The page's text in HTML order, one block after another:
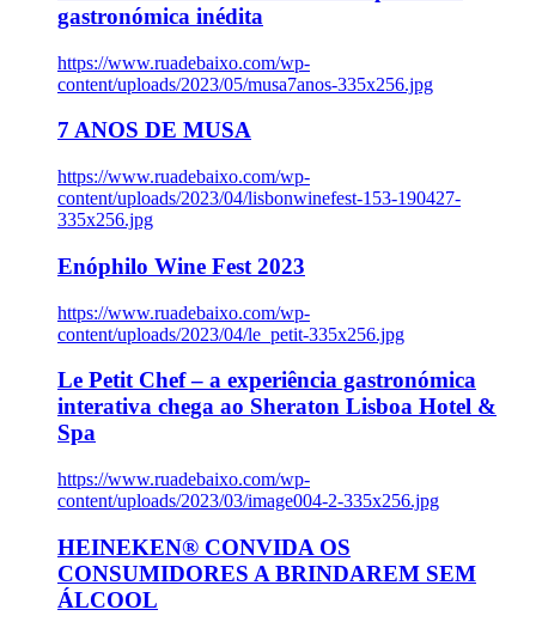
gastronómica inédita
https://www.ruadebaixo.com/wp-
content/uploads/2023/05/musa7anos-335x256.jpg
7 ANOS DE MUSA
https://www.ruadebaixo.com/wp-
content/uploads/2023/04/lisbonwinefest-153-190427-
335x256.jpg
Enóphilo Wine Fest 2023
https://www.ruadebaixo.com/wp-
content/uploads/2023/04/le_petit-335x256.jpg
Le Petit Chef – a experiência gastronómica
interativa chega ao Sheraton Lisboa Hotel &
Spa
https://www.ruadebaixo.com/wp-
content/uploads/2023/03/image004-2-335x256.jpg
HEINEKEN® CONVIDA OS
CONSUMIDORES A BRINDAREM SEM
ÁLCOOL